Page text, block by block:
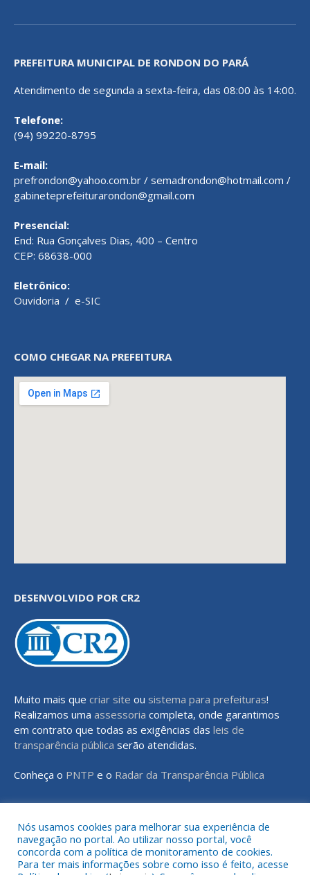
PREFEITURA MUNICIPAL DE RONDON DO PARÁ
Atendimento de segunda a sexta-feira, das 08:00 às 14:00.
Telefone:
(94) 99220-8795
E-mail:
prefrondon@yahoo.com.br / semadrondon@hotmail.com /
gabineteprefeiturarondon@gmail.com
Presencial:
End: Rua Gonçalves Dias, 400 – Centro
CEP: 68638-000
Eletrônico:
Ouvidoria / e-SIC
COMO CHEGAR NA PREFEITURA
DESENVOLVIDO POR CR2
Muito mais que criar site ou sistema para prefeituras!
Realizamos uma assessoria completa, onde garantimos
em contrato que todas as exigências das leis de
transparência pública serão atendidas.
Conheça o PNTP e o Radar da Transparência Pública
Todos os direitos reservados a Prefeitura Municipal de Rondon do
Pará
Nós usamos cookies para melhorar sua experiência de
navegação no portal. Ao utilizar nosso portal, você
concorda com a política de monitoramento de cookies.
Para ter mais informações sobre como isso é feito, acesse